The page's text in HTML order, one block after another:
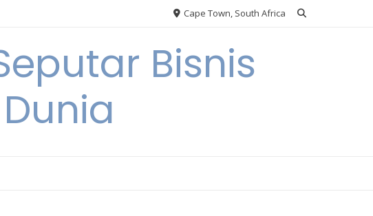
Cape Town, South Africa
Bisnis